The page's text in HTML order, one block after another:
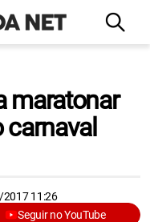
maratonar
11:26
Seguir no YouTube